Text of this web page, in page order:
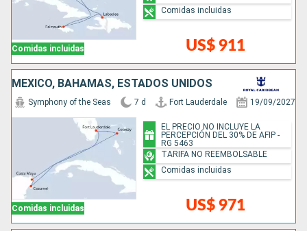
Comidas incluidas US$ 911
Comidas incluidas
MÉXICO, BAHAMAS, ESTADOS UNIDOS
Comidas incluidas
Symphony of the Seas 7 d Fort Lauderdale 19/09/2027
US$ 971
EL PRECIO NO INCLUYE LA
PERCEPCIÓN DEL 30% DE AFIP -
RG 5463
TARIFA NO REEMBOLSABLE
Comidas incluidas